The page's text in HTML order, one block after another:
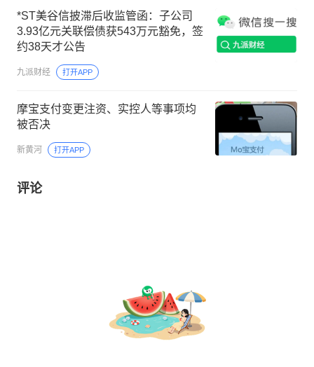
*ST美谷信披滞后收监管函：子公司
3.93亿元关联偿债获543万元豁免，签
约38天才公告
九派财经 打开APP
摩宝支付变更注资、实控人等事项均
被否决
新黄河 打开APP
评论